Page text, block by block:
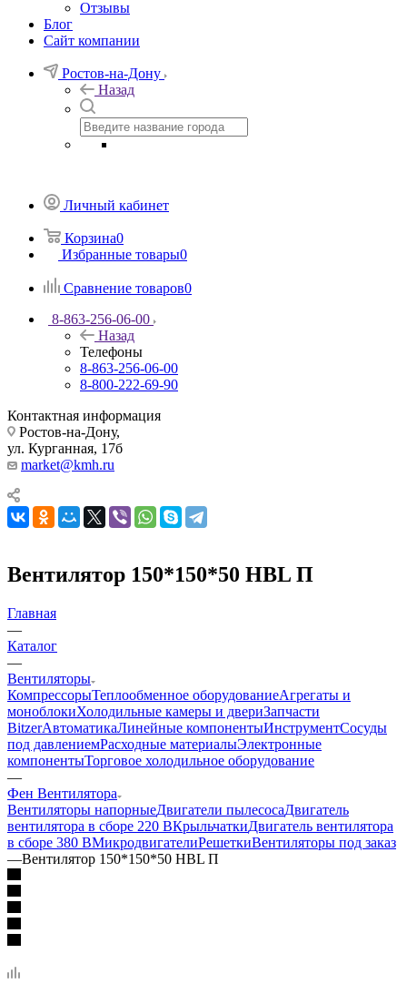
Отзывы
Блог
Сайт компании
Ростов-на-Дону
Назад
Личный кабинет
Корзина0
Избранные товары0
Сравнение товаров0
8-863-256-06-00
Назад
Телефоны
8-863-256-06-00
8-800-222-69-90
Контактная информация
Ростов-на-Дону,
ул. Курганная, 17б
market@kmh.ru
Вентилятор 150*150*50 HBL П
Главная
—
Каталог
—
Вентиляторы
КомпрессорыТеплообменное оборудованиеАгрегаты и
моноблокиХолодильные камеры и двериЗапчасти
BitzerАвтоматикаЛинейные компонентыИнструментСосуды
под давлениемРасходные материалыЭлектронные
компонентыТорговое холодильное оборудование
—
Фен Вентилятора
Вентиляторы напорныеДвигатели пылесосаДвигатель
вентилятора в сборе 220 ВКрыльчаткиДвигатель вентилятора
в сборе 380 ВМикродвигателиРешеткиВентиляторы под заказ
—Вентилятор 150*150*50 HBL П